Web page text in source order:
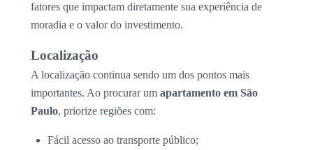
fatores que impactam diretamente sua experiência de
moradia e o valor do investimento.
Localização
A localização continua sendo um dos pontos mais
importantes. Ao procurar um apartamento em São
Paulo, priorize regiões com:
Fácil acesso ao transporte público;